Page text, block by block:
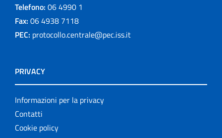
Telefono: 06 4990 1
Fax: 06 4938 7118
PEC: protocollo.centrale@pec.iss.it
PRIVACY
Informazioni per la privacy
Contatti
Cookie policy